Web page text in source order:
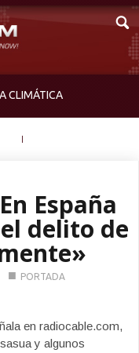
CLIMÁTICA
España
delito de
■ PORTADA
en radiocable.com,
y algunos